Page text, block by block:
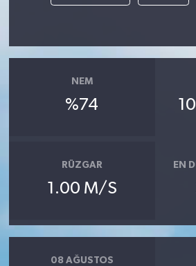
NEM
%74
RÜZGAR
1.00 M/S
EN
08 AĞUSTOS